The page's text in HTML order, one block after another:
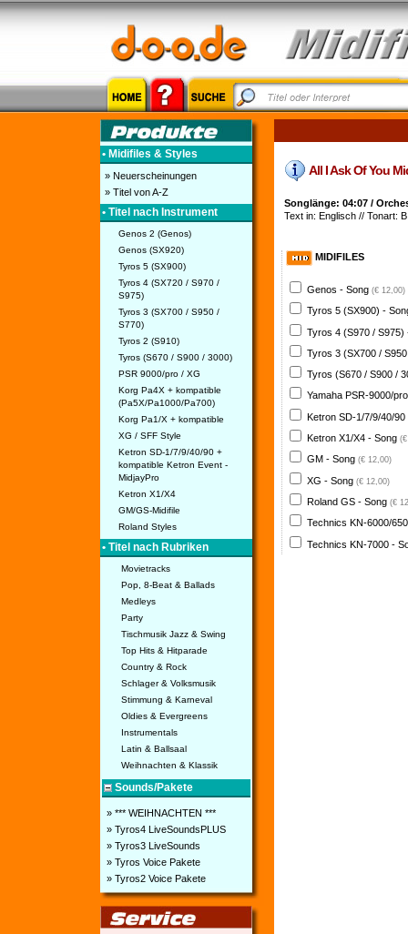
• Midifiles & Styles
» Neuerscheinungen
» Titel von A-Z
• Titel nach Instrument
Genos 2 (Genos)
Genos (SX920)
Tyros 5 (SX900)
Tyros 4 (SX720 / S970 /
S975)
Tyros 3 (SX700 / S950 /
S770)
Tyros 2 (S910)
Tyros (S670 / S900 / 3000)
PSR 9000/pro / XG
Korg Pa4X + kompatible
(Pa5X/Pa1000/Pa700)
Korg Pa1/X + kompatible
XG / SFF Style
Ketron SD-1/7/9/40/90 +
kompatible Ketron Event -
MidjayPro
Ketron X1/X4
GM/GS-Midifile
Roland Styles
• Titel nach Rubriken
Movietracks
Pop, 8-Beat & Ballads
Medleys
Party
Tischmusik Jazz & Swing
Top Hits & Hitparade
Country & Rock
Schlager & Volksmusik
Stimmung & Karneval
Oldies & Evergreens
Instrumentals
Latin & Ballsaal
Weihnachten & Klassik
Sounds/Pakete
» *** WEIHNACHTEN ***
» Tyros4 LiveSoundsPLUS
» Tyros3 LiveSounds
» Tyros Voice Pakete
» Tyros2 Voice Pakete
All I Ask Of You
Songlänge: 04:07 /
Text in: Englisch // Tonart: B
MIDIFILES
Genos - Song (€ 12,00)
Tyros 5 (SX900) -
Tyros 4 (S970 /
Tyros 3 (SX700 /
Tyros (S670 / S900 /
Yamaha PSR-9000/
Ketron SD-1/7/9/40/
Ketron X1/X4 - Song
GM - Song (€ 12,00)
XG - Song (€ 12,00)
Roland GS - Song (€
Technics KN-6000/
Technics KN-7000 -